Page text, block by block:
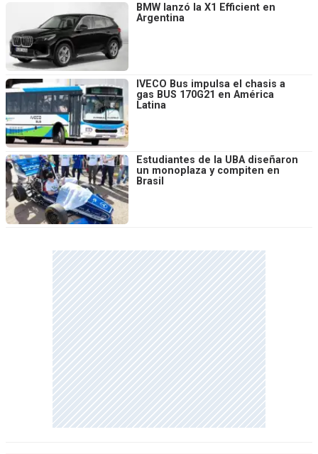
BMW lanzó la X1 Efficient en
Argentina
IVECO Bus impulsa el chasis a
gas BUS 170G21 en América
Latina
Estudiantes de la UBA diseñaron
un monoplaza y compiten en
Brasil